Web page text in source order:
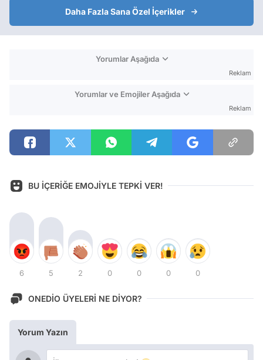
Daha Fazla Sana Özel İçerikler
Yorumlar Aşağıda
Reklam
Yorumlar ve Emojiler Aşağıda
Reklam
BU İÇERİĞE EMOJİYLE TEPKİ VER!
6 5 2 0 0 0 0
ONEDİO ÜYELERİ NE DİYOR?
Yorum Yazın